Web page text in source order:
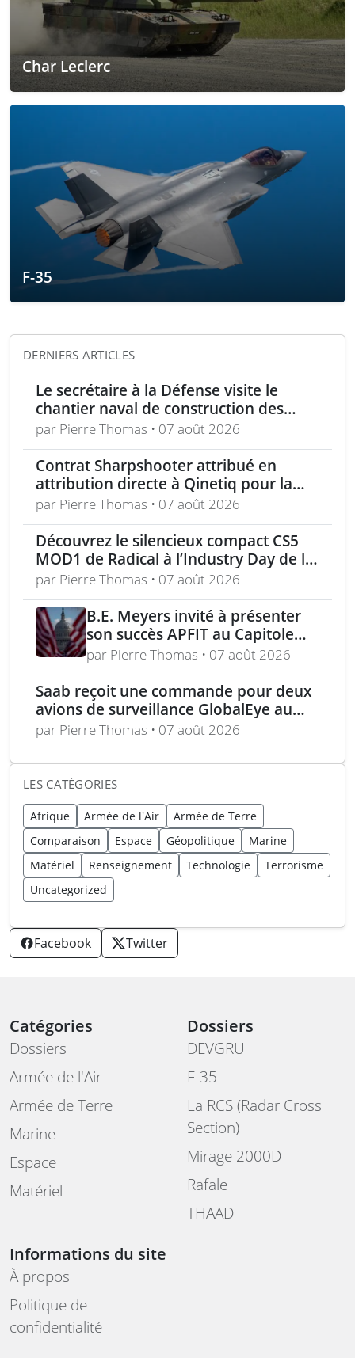
Char Leclerc
F-35
DERNIERS ARTICLES
Le secrétaire à la Défense visite le
chantier naval de construction des
frégates Type 31 à Rosyth
par Pierre Thomas • 07 août 2026
Contrat Sharpshooter attribué en
attribution directe à Qinetiq pour la
période 2026-2028
par Pierre Thomas • 07 août 2026
Découvrez le silencieux compact CS5
MOD1 de Radical à l’Industry Day de la
Marine la semaine prochaine
par Pierre Thomas • 07 août 2026
B.E. Meyers invité à présenter
son succès APFIT au Capitole
devant le Congrès et le
Pentagone
par Pierre Thomas • 07 août 2026
Saab reçoit une commande pour deux
avions de surveillance GlobalEye au
Moyen-Orient
par Pierre Thomas • 07 août 2026
LES CATÉGORIES
Afrique Armée de l'Air
Armée de Terre
Comparaison
Espace Géopolitique
Marine
Matériel
Renseignement Technologie
Terrorisme
Uncategorized
Facebook Twitter
Catégories
Dossiers
Armée de l'Air
Armée de Terre
Marine
Espace
Matériel
Dossiers
DEVGRU
F-35
La RCS (Radar Cross
Section)
Mirage 2000D
Rafale
THAAD
Informations du site
À propos
Politique de
confidentialité